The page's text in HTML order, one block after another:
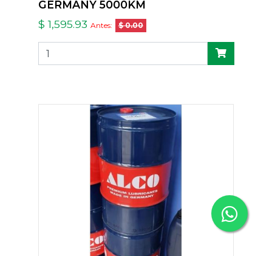
GERMANY 5000KM
$ 1,595.93 Antes: $ 0.00